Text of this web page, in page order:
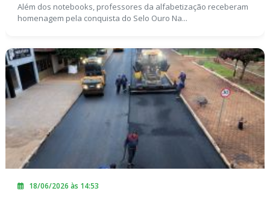
Além dos notebooks, professores da alfabetização receberam
homenagem pela conquista do Selo Ouro Na...
18/06/2026 às 14:53